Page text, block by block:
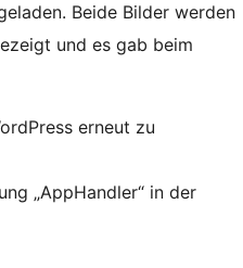
Beide Bilder werden
und es gab beim
erneut zu
„AppHandler“ in der